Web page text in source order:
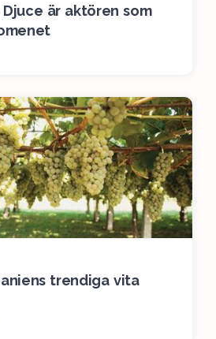
är aktören som
trendiga vita